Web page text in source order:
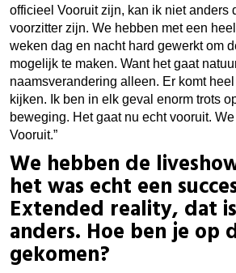
officieel Vooruit zijn, kan ik niet anders
voorzitter zijn. We hebben met een
weken dag en nacht hard gewerkt om
mogelijk te maken. Want het gaat
naamsverandering alleen. Er komt
kijken. Ik ben in elk geval enorm trots
beweging. Het gaat nu echt vooruit.
Vooruit.”
We hebben de
het was echt een
Extended reality, dat
anders. Hoe ben je op
gekomen?